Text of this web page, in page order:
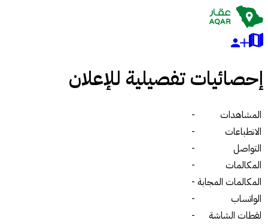
إحصائيات تفصيلية للإعلان
المشاهدات
-
الانطباعات
-
التواصل
-
المكالمات
-
المكالمات المجابة -
الواتساب
-
لقطات الشاشة
-